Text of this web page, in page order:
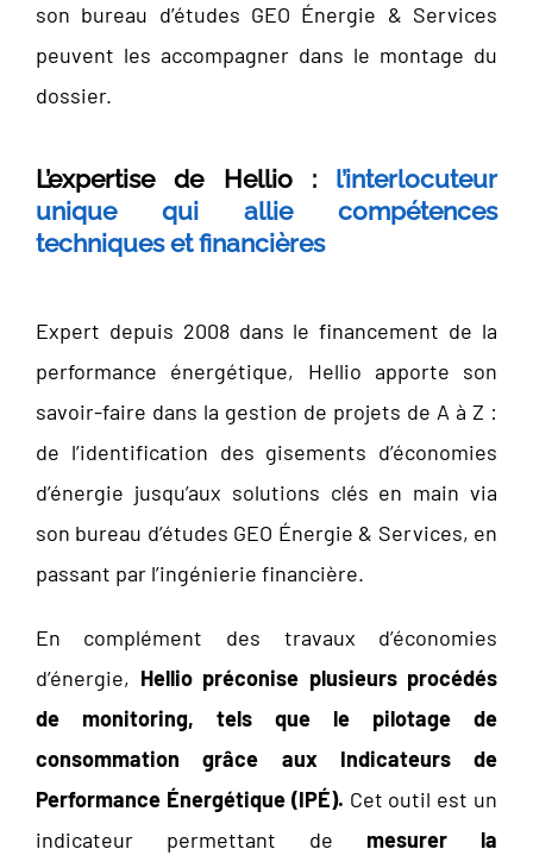
son bureau d’études GEO Énergie & Services
peuvent les accompagner dans le montage du
dossier.
L’expertise de Hellio : l’interlocuteur
unique qui allie compétences
techniques et financières
Expert depuis 2008 dans le financement de la
performance énergétique, Hellio apporte son
savoir-faire dans la gestion de projets de A à Z :
de l’identification des gisements d’économies
d’énergie jusqu’aux solutions clés en main via
son bureau d’études GEO Énergie & Services, en
passant par l’ingénierie financière.
En complément des travaux d’économies
d’énergie, Hellio préconise plusieurs procédés
de monitoring, tels que le pilotage de
consommation grâce aux Indicateurs de
Performance Énergétique (IPÉ). Cet outil est un
indicateur permettant de mesurer la